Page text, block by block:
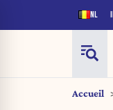
NL
Accueil